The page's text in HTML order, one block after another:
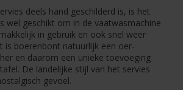
deels hand geschilderd is, is het
wel geschikt om in de vaatwasmachine
in gebruik en ook snel weer
is boerenbont natuurlijk een oer-
en daarom een unieke toevoeging
De landelijke stijl van het servies
gevoel.